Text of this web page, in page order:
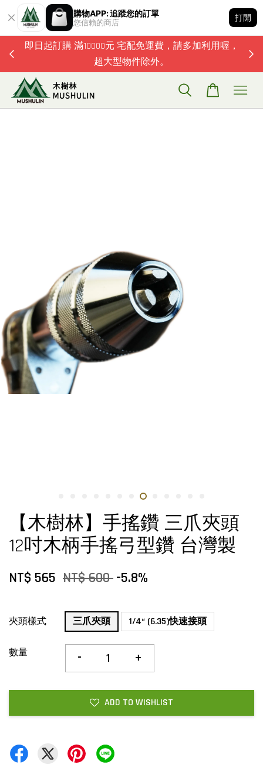
購物APP: 追蹤您的訂單
您信賴的商店
打開
即日起訂購 滿10000元 宅配免運費，請多加利用喔，
超大型物件除外。
【木樹林】手搖鑽 三爪夾頭
12吋木柄手搖弓型鑽 台灣製
NT$ 565 NT$ 600 -5.8%
夾頭樣式 三爪夾頭 1/4“ (6.35)快速接頭
數量 - +
ADD TO WISHLIST